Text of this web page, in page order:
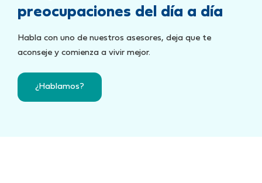
preocupaciones del día a día
Habla con uno de nuestros asesores, deja que te
aconseje y comienza a vivir mejor.
¿Hablamos?